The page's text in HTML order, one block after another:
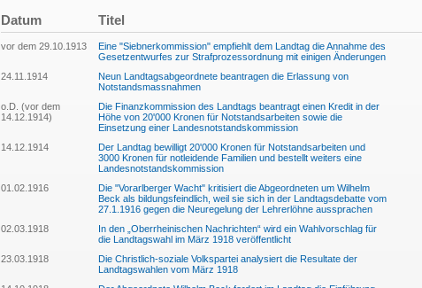
Datum Titel
vor dem 29.10.1913
Eine "Siebnerkommission" empfiehlt dem Landtag die Annahme des
Gesetzentwurfes zur Strafprozessordnung mit einigen Änderungen
24.11.1914
Neun Landtagsabgeordnete beantragen die Erlassung von
Notstandsmassnahmen
o.D. (vor dem
14.12.1914)
Die Finanzkommission des Landtags beantragt einen Kredit in der
Höhe von 20'000 Kronen für Notstandsarbeiten sowie die
Einsetzung einer Landesnotstandskommission
14.12.1914
Der Landtag bewilligt 20'000 Kronen für Notstandsarbeiten und
3000 Kronen für notleidende Familien und bestellt weiters eine
Landesnotstandskommission
01.02.1916
Die "Vorarlberger Wacht" kritisiert die Abgeordneten um Wilhelm
Beck als bildungsfeindlich, weil sie sich in der Landtagsdebatte vom
27.1.1916 gegen die Neuregelung der Lehrerlöhne aussprachen
02.03.1918
In den „Oberrheinischen Nachrichten“ wird ein Wahlvorschlag für
die Landtagswahl im März 1918 veröffentlicht
23.03.1918
Die Christlich-soziale Volkspartei analysiert die Resultate der
Landtagswahlen vom März 1918